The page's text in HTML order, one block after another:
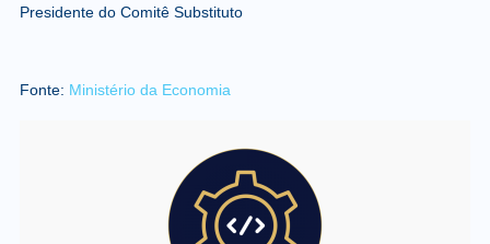
Presidente do Comitê Substituto
Fonte: Ministério da Economia